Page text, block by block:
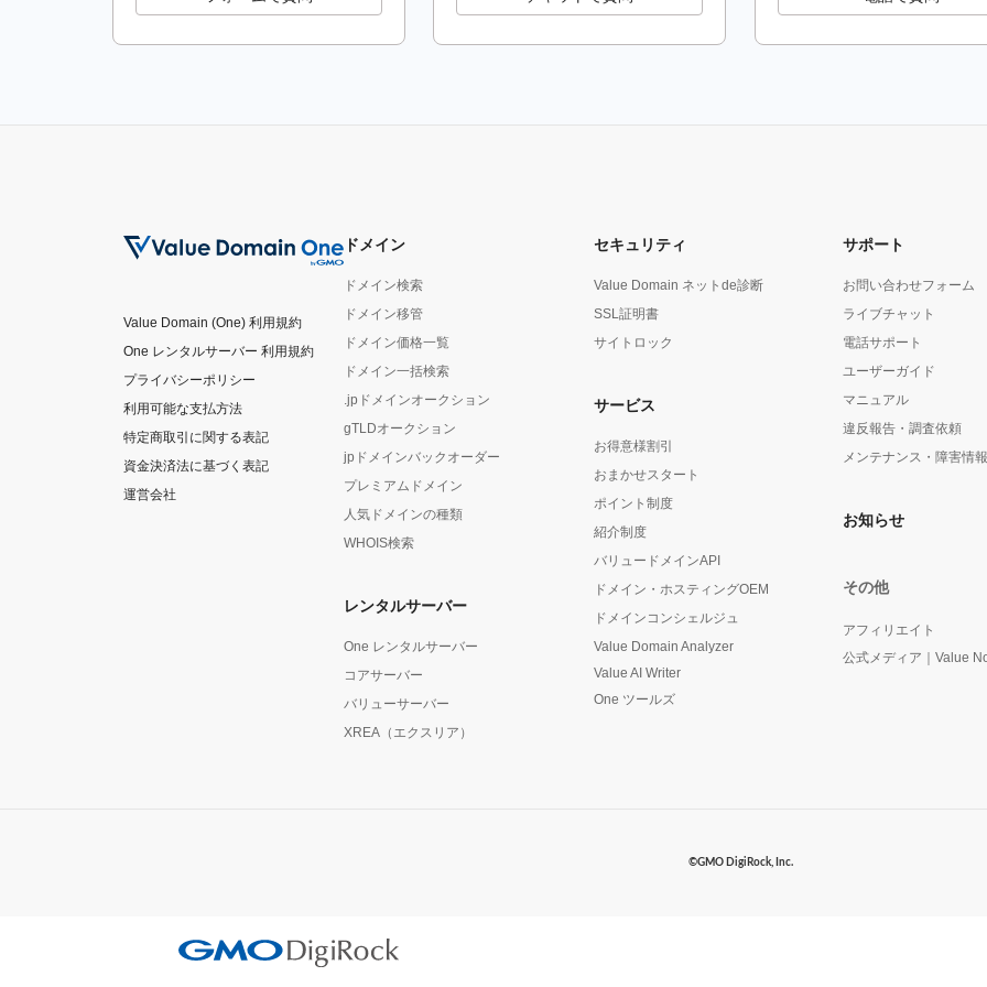
2025.02.26 【 重要 】2025年3月ドメイン価格についてのお知らせ
令和6年12月28日からの大雪にかかる災害対応について
2024.12.27 【 重要 】ドメイン価格改定のお知らせ
【 重要 】2025年1月ドメイン価格についてのお知らせ
2024.11.26 【 重要 】2024年12月ドメイン価格についてのお知らせ
2024.10.28 【 重要 】2024年11月ドメイン価格についてのお知らせ
令和6年9月21日からの大雨にかかる災害対応について
【 重要 】2024年10月ドメイン価格についてのお知らせ
【重要】Value-Auth 送信元電話番号の変更とメンテナンスについて
【 重要 】2024年9月ドメイン価格についてのお知らせ
【重要】ドメイン期限切れを装った詐欺メール（フィッシング詐欺）にご注意ください
2024.05.24 【 重要 】2024年6月ドメイン価格についてのお知らせ
Value Domain (One) 利用規約
One レンタルサーバー 利用規約
プライバシーポリシー
利用可能な支払方法
特定商取引に関する表記
資金決済法に基づく表記
運営会社
ドメイン
ドメイン検索
ドメイン移管
ドメイン価格一覧
ドメイン一括検索
.jpドメインオークション
gTLDオークション
jpドメインバックオーダー
プレミアムドメイン
人気ドメインの種類
WHOIS検索
レンタルサーバー
One レンタルサーバー
コアサーバー
バリューサーバー
XREA（エクスリア）
セキュリティ
Value Domain ネットde診断
SSL証明書
サイトロック
サービス
お得意様割引
おまかせスタート
ポイント制度
紹介制度
バリュードメインAPI
ドメイン・ホスティングOEM
ドメインコンシェルジュ
Value Domain Analyzer
Value AI Writer
One ツールズ
サポート
お問い合わせフォーム
ライブチャット
電話サポート
ユーザーガイド
マニュアル
違反報告・調査依頼
メンテナンス・障害情
お知らせ
その他
アフィリエイト
公式メディア｜Value
©GMO DigiRock, Inc.